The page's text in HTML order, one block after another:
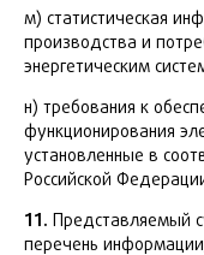
м) статистическая
производства и
энергетическим
н) требования к
функционирования
установленные в
Российской
11. Представляемый
перечень